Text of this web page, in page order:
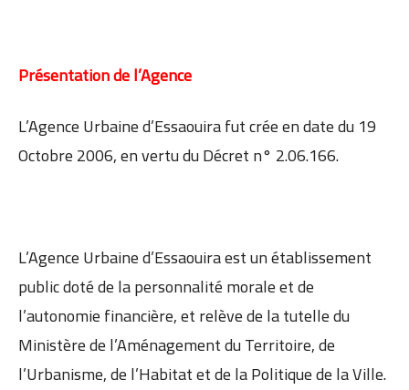
Présentation de l’Agence
L’Agence Urbaine d’Essaouira fut crée en date du 19
Octobre 2006, en vertu du Décret n° 2.06.166.
L’Agence Urbaine d’Essaouira est un établissement
public doté de la personnalité morale et de
l’autonomie financière, et relève de la tutelle du
Ministère de l’Aménagement du Territoire, de
l’Urbanisme, de l’Habitat et de la Politique de la Ville.